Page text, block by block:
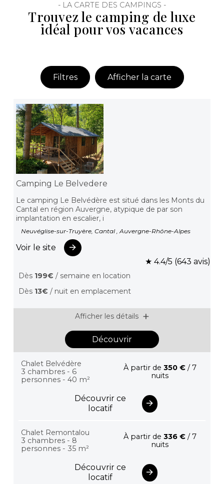
- LA CARTE DES CAMPINGS -
Trouvez le camping de luxe
idéal pour vos vacances
Filtres Afficher la carte
Camping Le Belvedere
Le camping Le Belvédère est situé dans les Monts du
Cantal en région Auvergne, atypique de par son
implantation en escalier, i
Neuvéglise-sur-Truyère, Cantal , Auvergne-Rhône-Alpes
Voir le site
★ 4.4/5 (643 avis)
Dès 199€ / semaine en location
Dès 13€/ nuit en emplacement
Afficher les détails
Découvrir
Chalet Belvédère
3 chambres - 6
personnes - 40 m²
À partir de 350 €/ 7
nuits
Découvrir ce
locatif
Chalet Remontalou
3 chambres - 8
personnes - 35 m²
À partir de 336 €/ 7
nuits
Découvrir ce
locatif